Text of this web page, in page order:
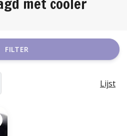
FILTER
Lijst